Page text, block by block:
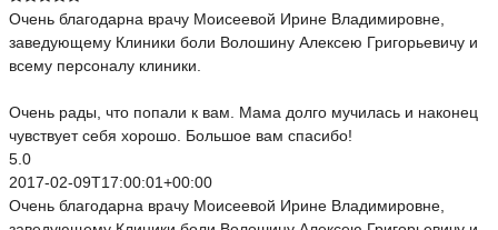
Очень благодарна врачу Моисеевой Ирине Владимировне,
заведующему Клиники боли Волошину Алексею Григорьевичу и
всему персоналу клиники.
Очень рады, что попали к вам. Мама долго мучилась и наконец
чувствует себя хорошо. Большое вам спасибо!
5.0
2017-02-09T17:00:01+00:00
Очень благодарна врачу Моисеевой Ирине Владимировне,